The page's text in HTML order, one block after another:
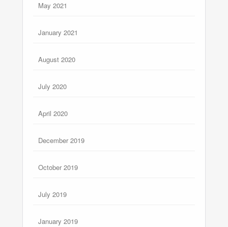
May 2021
January 2021
August 2020
July 2020
April 2020
December 2019
October 2019
July 2019
January 2019